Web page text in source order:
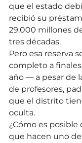
que el estado
recibió su
29.000 millones
tres décadas.
Pero esa reserva
completo a
año — a pesar de
de profesores,
que el distrito
oculta.
¿Cómo es posible
que hacen uno